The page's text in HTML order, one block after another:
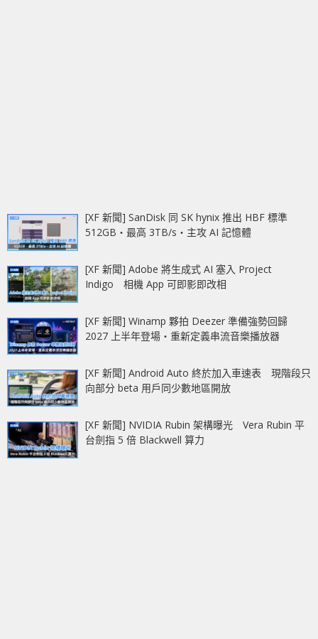
[XF 新聞] SanDisk 同 SK hynix 推出 HBF 標準
512GB‧最高 3TB/s‧主攻 AI 記憶體
[XF 新聞] Adobe 將生成式 AI 塞入 Project
Indigo 相機 App 可即影即改相
[XF 新聞] Winamp 夥拍 Deezer 準備強勢回歸
2027 上半年登場‧重新定義串流音樂播放器
[XF 新聞] Android Auto 終於加入車速表 現階段只
向部分 beta 用戶同少數地區開放
[XF 新聞] NVIDIA Rubin 架構曝光 Vera Rubin 平
台劍指 5 倍 Blackwell 算力